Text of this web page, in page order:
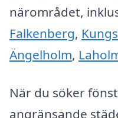
närområdet,
Falkenberg,
Ängelholm,
När du söker
angränsande